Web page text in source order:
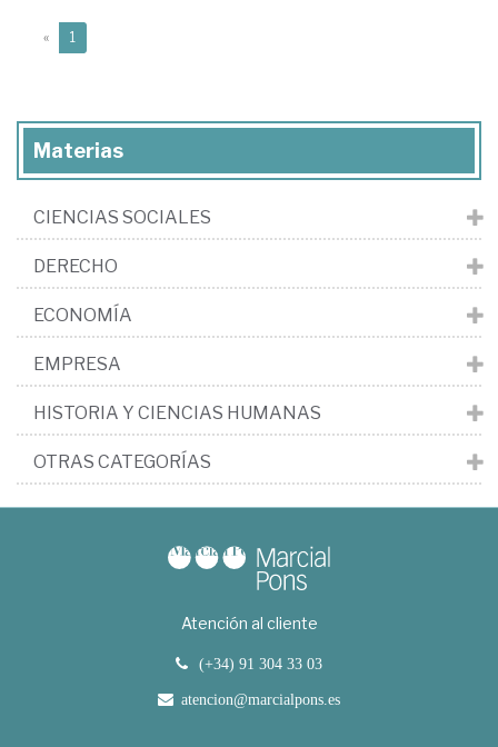
« 1
Materias
CIENCIAS SOCIALES
DERECHO
ECONOMÍA
EMPRESA
HISTORIA Y CIENCIAS HUMANAS
OTRAS CATEGORÍAS
Atención al cliente
(+34) 91 304 33 03
atencion@marcialpons.es